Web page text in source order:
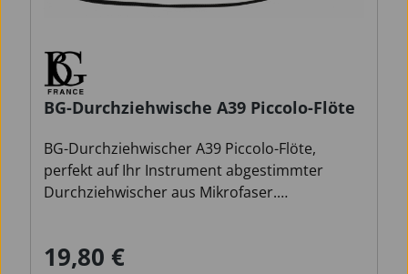
BG-Durchziehwische A39 Piccolo-Flöte
BG-Durchziehwischer A39 Piccolo-Flöte,
perfekt auf Ihr Instrument abgestimmter
Durchziehwischer aus Mikrofaser.
Waschmaschinenfest, hält 5 Jahre und länger.
Regulärer Preis:
19,80 €